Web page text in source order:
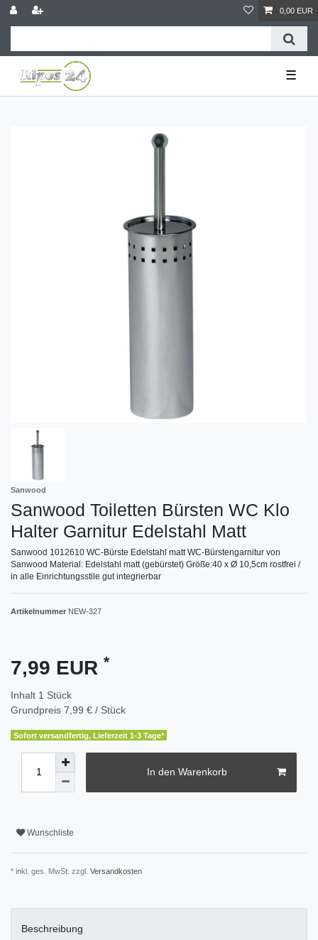
0,00 EUR
☰
Sanwood
Sanwood Toiletten Bürsten WC Klo
Halter Garnitur Edelstahl Matt
Sanwood 1012610 WC-Bürste Edelstahl matt WC-Bürstengarnitur von
Sanwood Material: Edelstahl matt (gebürstet) Größe:40 x Ø 10,5cm rostfrei /
in alle Einrichtungsstile gut integrierbar
Artikelnummer NEW-327
7,99 EUR *
Inhalt 1 Stück
Grundpreis 7,99 € / Stück
Sofort versandfertig, Lieferzeit 1-3 Tage*
In den Warenkorb
Wunschliste
* inkl. ges. MwSt. zzgl. Versandkosten
Beschreibung